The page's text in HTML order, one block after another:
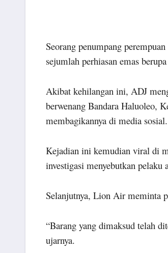
Seorang penumpang
sejumlah perhiasan emas
Akibat kehilangan ini, ADJ
berwenang Bandara Haluoleo,
membagikannya di media sosial.
Kejadian ini kemudian viral di
investigasi menyebutkan
Selanjutnya, Lion Air meminta
“Barang yang dimaksud telah
ujarnya.